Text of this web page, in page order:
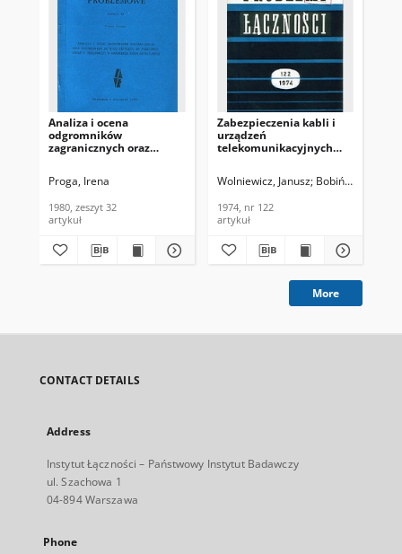
Analiza i ocena
odgromników
zagranicznych oraz
badań i obserwacji w
eksploatacyjnych.
Referaty Problemowe,
Proga, Irena
1980, zeszyt 32
artykuł
Zabezpieczenia kabli i
urządzeń
telekomunikacyjnych
Problemy Łączności,
Wolniewicz, Janusz Bobiński, Edward
1974, nr 122
artykuł
More
CONTACT DETAILS
Address
Instytut Łączności – Państwowy Instytut Badawczy
ul. Szachowa 1
04-894 Warszawa
Phone